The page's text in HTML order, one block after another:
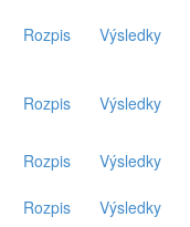
Rozpis Výsledky
Rozpis Výsledky
Rozpis Výsledky
Rozpis Výsledky